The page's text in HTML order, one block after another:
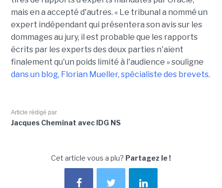
mais en a accepté d'autres. « Le tribunal a nommé un
expert indépendant qui présentera son avis sur les
dommages au jury, il est probable que les rapports
écrits par les experts des deux parties n'aient
finalement qu'un poids limité à l'audience » souligne
dans un blog, Florian Mueller, spécialiste des brevets.
Article rédigé par
Jacques Cheminat avec IDG NS
Cet article vous a plu? Partagez le !